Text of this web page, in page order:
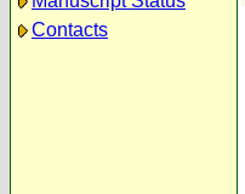
Contacts